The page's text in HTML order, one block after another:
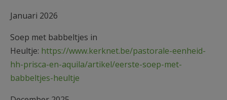
Januari 2026
Soep met babbeltjes in
Heultje: https://www.kerknet.be/pastorale-eenheid-
hh-prisca-en-aquila/artikel/eerste-soep-met-
babbeltjes-heultje